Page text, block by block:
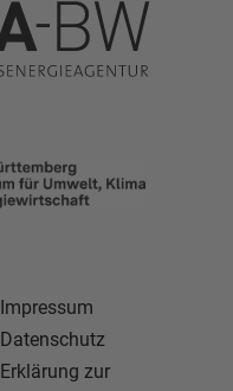
Impressum
Datenschutz
Erklärung zur